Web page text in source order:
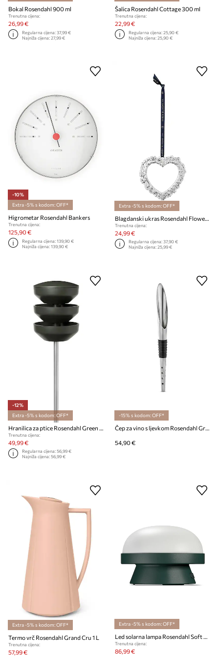
Bokal Rosendahl 900 ml
Trenutna cijena:
26,99 €
Regularna cijena:37,99 €
Najniža cijena:27,99 €
Šalica Rosendahl Cottage 300 ml
Trenutna cijena:
22,99 €
Regularna cijena:25,90 €
Najniža cijena:25,90 €
-10%
Extra -5% s kodom: OFF*
Higrometar Rosendahl Bankers
Trenutna cijena:
125,90 €
Regularna cijena:139,90 €
Najniža cijena:139,90 €
Extra -5% s kodom: OFF*
Blagdanski ukras Rosendahl Flower In Layers
Trenutna cijena:
24,99 €
Regularna cijena:37,90 €
Najniža cijena:25,99 €
-12%
Extra -5% s kodom: OFF*
Hranilica za ptice Rosendahl Green Recycled
Trenutna cijena:
49,99 €
Regularna cijena:56,99 €
Najniža cijena:56,99 €
-15% s kodom: OFF*
Čep za vino s ljevkom Rosendahl Grand Cru
54,90 €
Extra -5% s kodom: OFF*
Termo vrč Rosendahl Grand Cru 1 L
Trenutna cijena:
57,99 €
Extra -5% s kodom: OFF*
Led solarna lampa Rosendahl Soft Spot Solar Dots 21 cm
Trenutna cijena:
86,99 €